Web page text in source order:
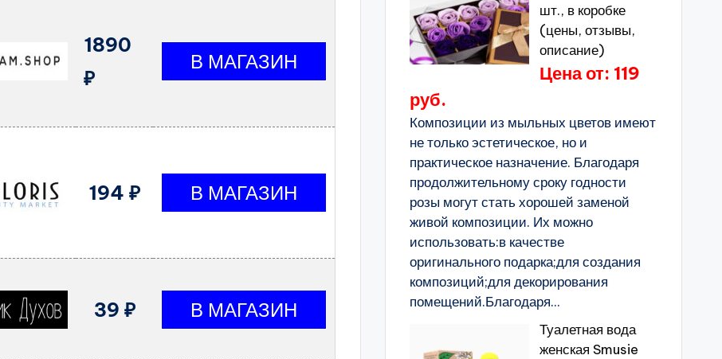
1890
₽
194 ₽
39 ₽
шт., в коробке
(цены, отзывы,
описание)
Цена от: 119
руб.
Композиции из мыльных цветов имеют
не только эстетическое, но и
практическое назначение. Благодаря
продолжительному сроку годности
розы могут стать хорошей заменой
живой композиции. Их можно
использовать:в качестве
оригинального подарка;для создания
композиций;для декорирования
помещений.Благодаря...
Туалетная вода
женская Smusie